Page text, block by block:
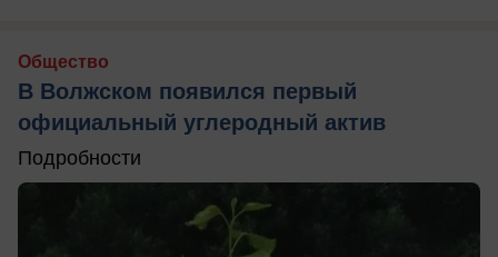
Общество
В Волжском появился первый
официальный углеродный актив
Подробности